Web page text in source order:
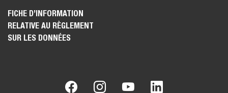
FICHE D’INFORMATION
RELATIVE AU RÈGLEMENT
SUR LES DONNÉES